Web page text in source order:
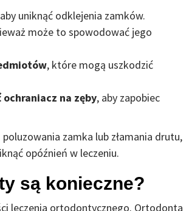
uniknąć odklejenia zamków.
może to spowodować jego
, które mogą uszkodzić
na zęby, aby zapobiec
zamka lub złamania drutu,
opóźnień w leczeniu.
są konieczne?
leczenia ortodontycznego. Ortodonta